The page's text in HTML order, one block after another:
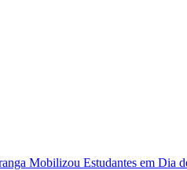
Mobilizou Estudantes em Dia